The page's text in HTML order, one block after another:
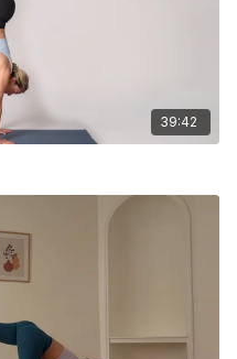
39:42